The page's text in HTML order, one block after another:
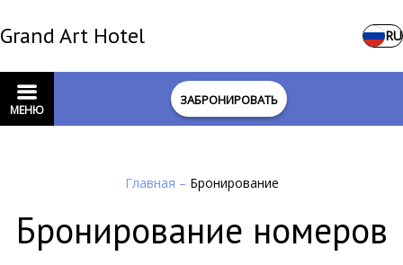
Grand Art Hotel RU
МЕНЮ
ЗАБРОНИРОВАТЬ
Главная – Бронирование
Бронирование номеров